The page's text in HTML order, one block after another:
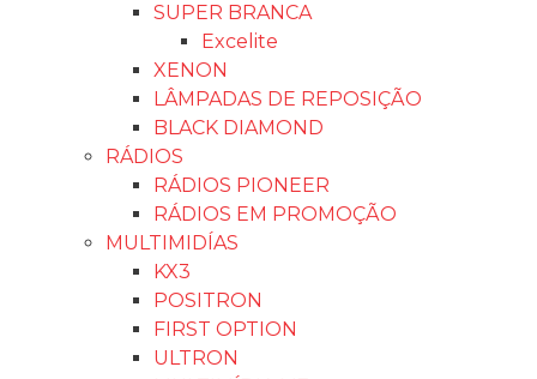
SUPER BRANCA
Excelite
XENON
LÂMPADAS DE REPOSIÇÃO
BLACK DIAMOND
RÁDIOS
RÁDIOS PIONEER
RÁDIOS EM PROMOÇÃO
MULTIMIDÍAS
KX3
POSITRON
FIRST OPTION
ULTRON